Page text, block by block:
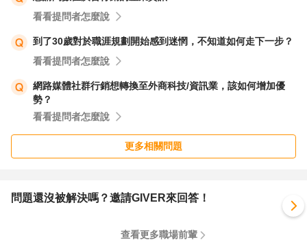
看看提問者怎麼說
到了30歲對於職涯規劃開始感到迷惘，不知道如何走下一步？
看看提問者怎麼說
網路媒體社群行銷想轉換至外商科技/資訊業，該如何增加優
勢？
看看提問者怎麼說
更多相關問題
問題還沒被解決嗎？邀請GIVER來回答！
查看更多職場前輩